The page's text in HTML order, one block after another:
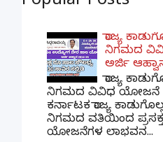
ರಾಜ್ಯ
ನಿಗಮದ
ಅರ್ಜಿ
ರಾಜ್ಯ
ನಿಗಮದ ವಿವಿಧ ಯೋಜನೆ :
ಕರ್ನಾಟಕ ರಾಜ್ಯ
ನಿಗಮದ ವತಿಯಿಂದ
ಯೋಜನೆಗಳ ಲಾಭವನ...